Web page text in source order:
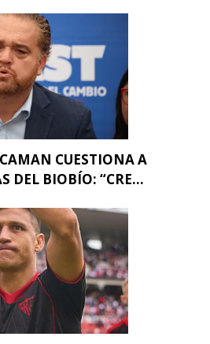
CUESTIONA A
DEL BIOBÍO: “CRE...